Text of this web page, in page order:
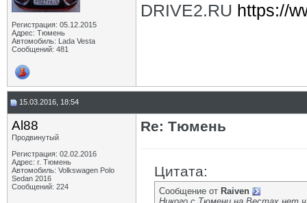
Регистрация: 05.12.2015
Адрес: Тюмень
Автомобиль: Lada Vesta
Сообщений: 481
DRIVE2.RU https://
15.03.2016, 18:54
Al88
Продвинутый
Регистрация: 02.02.2016
Адрес: г. Тюмень
Автомобиль: Volkswagen Polo
Sedan 2016
Сообщений: 224
Re: Тюмень
Цитата:
Сообщение от Raiven